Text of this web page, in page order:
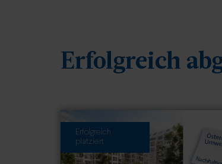
Erfolgreich
Erfolgreich
platziert